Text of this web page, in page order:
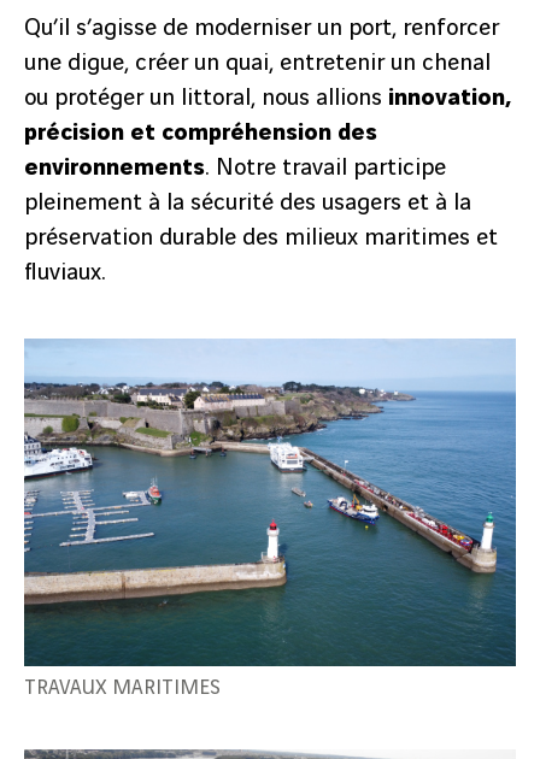
Qu’il s’agisse de moderniser un port, renforcer
une digue, créer un quai, entretenir un chenal
ou protéger un littoral, nous allions innovation,
précision et compréhension des
environnements. Notre travail participe
pleinement à la sécurité des usagers et à la
préservation durable des milieux maritimes et
fluviaux.
TRAVAUX MARITIMES